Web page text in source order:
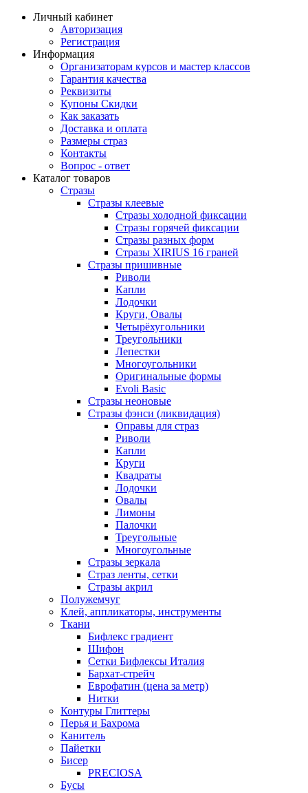
Личный кабинет
Авторизация
Регистрация
Информация
Организаторам курсов и мастер классов
Гарантия качества
Реквизиты
Купоны Скидки
Как заказать
Доставка и оплата
Размеры страз
Контакты
Вопрос - ответ
Каталог товаров
Стразы
Стразы клеевые
Стразы холодной фиксации
Стразы горячей фиксации
Стразы разных форм
Стразы XIRIUS 16 граней
Стразы пришивные
Риволи
Капли
Лодочки
Круги, Овалы
Четырёхугольники
Треугольники
Лепестки
Многоугольники
Оригинальные формы
Evoli Basic
Стразы неоновые
Стразы фэнси (ликвидация)
Оправы для страз
Риволи
Капли
Круги
Квадраты
Лодочки
Овалы
Лимоны
Палочки
Треугольные
Многоугольные
Стразы зеркала
Страз ленты, сетки
Стразы акрил
Полужемчуг
Клей, аппликаторы, инструменты
Ткани
Бифлекс градиент
Шифон
Сетки Бифлексы Италия
Бархат-стрейч
Еврофатин (цена за метр)
Нитки
Контуры Глиттеры
Перья и Бахрома
Канитель
Пайетки
Бисер
PRECIOSA
Бусы